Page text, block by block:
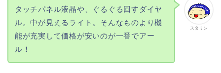
スタリン
タッチパネル液晶や、ぐるぐる回すダイヤ
ル。中が見えるライト。そんなものより機
能が充実して価格が安いのが一番でアー
ル！